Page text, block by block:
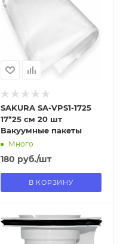
В наличии в пункте
самовывоза
Нет
SAKURA SA-VPS1-1725
17*25 см 20 шт
Вакуумные пакеты
Много
180 руб./шт
В КОРЗИНУ
Отправим
13.08.2026